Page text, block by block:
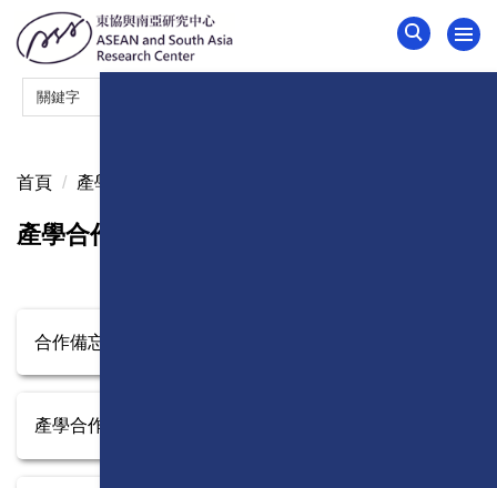
到
區
首頁 產學合作
產學合作
合作備忘錄(MOU)
產學合作契約